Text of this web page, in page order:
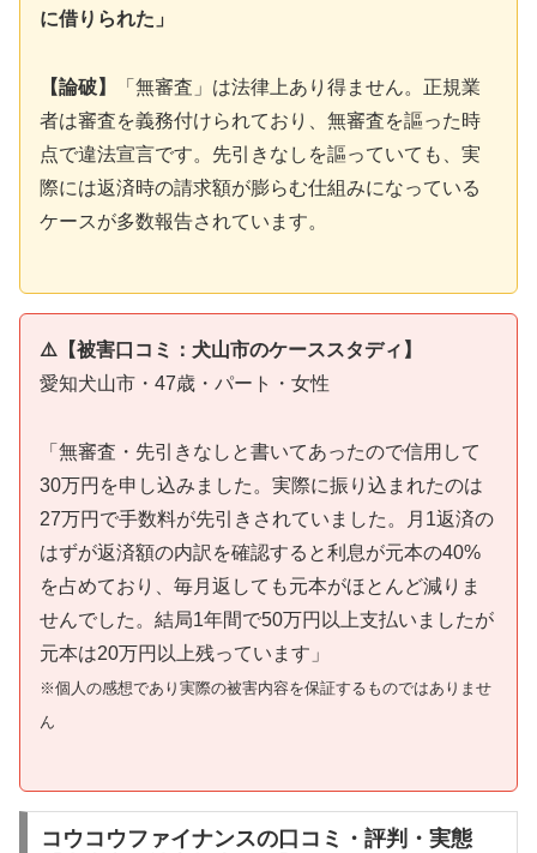
に借りられた」
【論破】
「無審査」は法律上あり得ません。正規業
者は審査を義務付けられており、無審査を謳った時
点で違法宣言です。先引きなしを謳っていても、実
際には返済時の請求額が膨らむ仕組みになっている
ケースが多数報告されています。
⚠️【被害口コミ：犬山市のケーススタディ】
愛知犬山市・47歳・パート・女性
「無審査・先引きなしと書いてあったので信用して
30万円を申し込みました。実際に振り込まれたのは
27万円で手数料が先引きされていました。月1返済の
はずが返済額の内訳を確認すると利息が元本の40%
を占めており、毎月返しても元本がほとんど減りま
せんでした。結局1年間で50万円以上支払いましたが
元本は20万円以上残っています」
※個人の感想であり実際の被害内容を保証するものではありませ
ん
コウコウファイナンスの口コミ・評判・実態